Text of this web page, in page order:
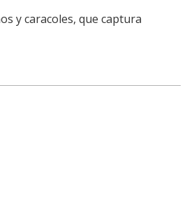
y caracoles, que captura